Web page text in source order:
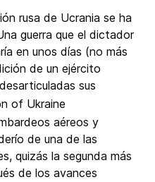
rusa de Ucrania se ha
guerra que el dictador
en unos días (no más
de un ejército
sus
aéreos y
de una de las
quizás la segunda más
de los avances